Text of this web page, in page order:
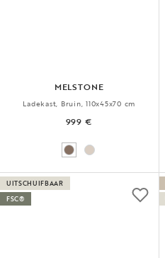
MELSTONE
Ladekast, Bruin, 110x45x70 cm
999 €
UITSCHUIFBAAR
FSC®